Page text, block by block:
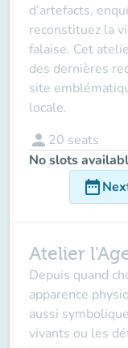
d’artefacts,
reconstituez la
falaise. Cet
des dernières
site
locale.
person 20 seats
No slots
date_range
Atelier
Depuis quand
apparence
aussi
vivants ou les